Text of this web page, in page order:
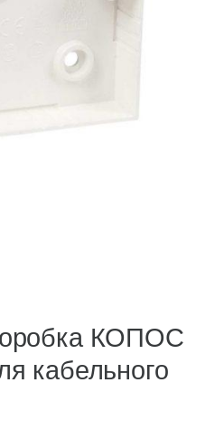
КОПОС
кабельного